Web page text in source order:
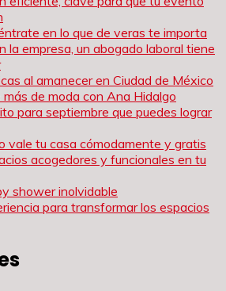
en lo que de veras te importa
la empresa, un abogado laboral tiene
al amanecer en Ciudad de México
de moda con Ana Hidalgo
para septiembre que puedes lograr
vale tu casa cómodamente y gratis
acogedores y funcionales en tu
shower inolvidable
para transformar los espacios